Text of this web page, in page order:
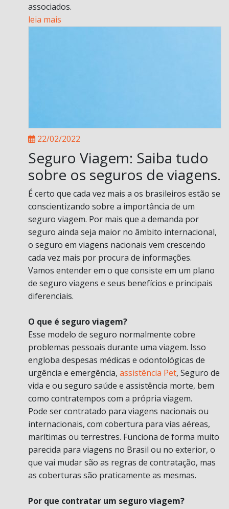
associados.
leia mais
22/02/2022
Seguro Viagem: Saiba tudo
sobre os seguros de viagens.
É certo que cada vez mais a os brasileiros estão se
conscientizando sobre a importância de um
seguro viagem. Por mais que a demanda por
seguro ainda seja maior no âmbito internacional,
o seguro em viagens nacionais vem crescendo
cada vez mais por procura de informações.
Vamos entender em o que consiste em um plano
de seguro viagens e seus benefícios e principais
diferenciais.
O que é seguro viagem?
Esse modelo de seguro normalmente cobre
problemas pessoais durante uma viagem. Isso
engloba despesas médicas e odontológicas de
urgência e emergência, assistência Pet, Seguro de
vida e ou seguro saúde e assistência morte, bem
como contratempos com a própria viagem.
Pode ser contratado para viagens nacionais ou
internacionais, com cobertura para vias aéreas,
marítimas ou terrestres. Funciona de forma muito
parecida para viagens no Brasil ou no exterior, o
que vai mudar são as regras de contratação, mas
as coberturas são praticamente as mesmas.
Por que contratar um seguro viagem?